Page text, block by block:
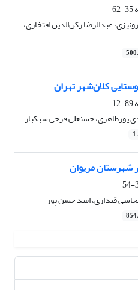
35-62
عبدالرضا رکن‌الدین افتخاری،
کلان‌شهر تهران
89-12
پورطاهری، حسنعلی فرجی سبکبار
شهرستان مریوان
قیداری، امید حسن پور